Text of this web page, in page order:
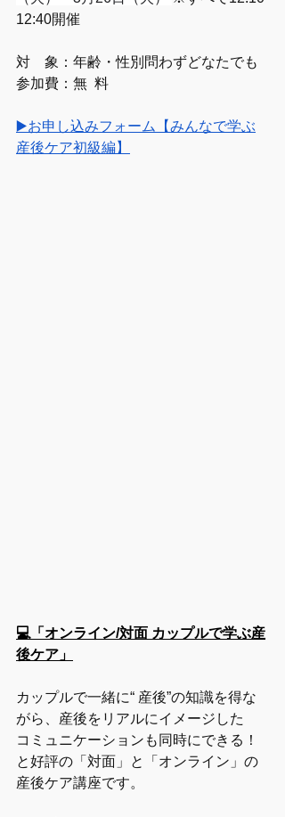
12:40開催
対　象：年齢・性別問わずどなたでも
参加費：無  料
▶️お申し込みフォーム【みんなで学ぶ
産後ケア初級編】
💻「オンライン/対面 カップルで学ぶ産
後ケア」
カップルで一緒に“ 産後”の知識を得な
がら、産後をリアルにイメージした
コミュニケーションも同時にできる！
と好評の「対面」と「オンライン」の
産後ケア講座です。